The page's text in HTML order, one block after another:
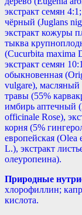
экстракт семян
чёрный (Juglans
экстракт кожуры
тыква
(Cucurbita maxima
экстракт семян
обыкновенная
vulgare), масляный
травы (55%
имбирь аптечный
officinale Rose),
корня (5%
европейская (Olea
L.), экстракт
олеуропеина).
Природные
хлорофиллин;
кислота.